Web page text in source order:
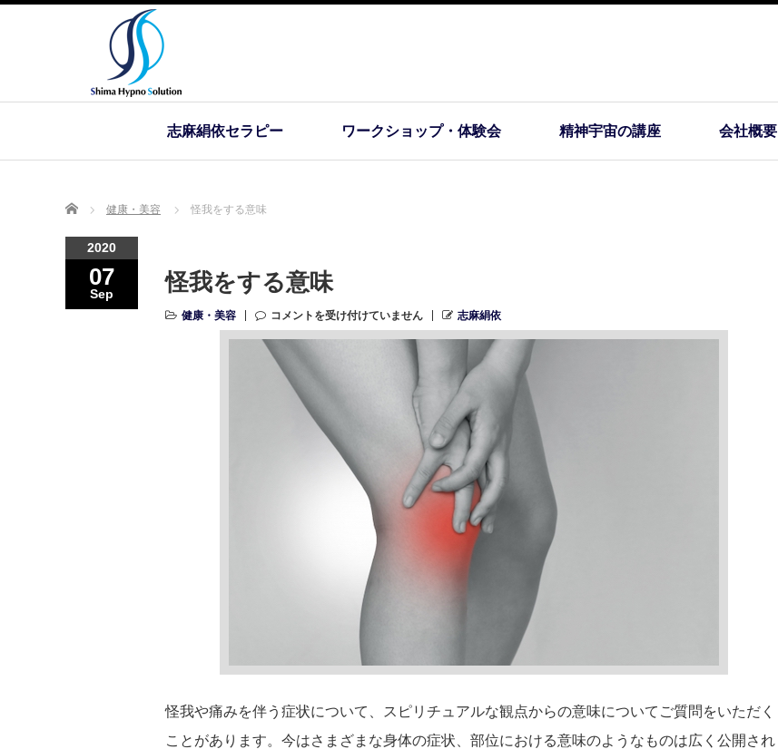
志麻絹依セラピー ワークショップ・体験会 精神宇宙の講座 会社概要
Home 健康・美容 怪我をする意味
2020
07
Sep 怪我をする意味
健康・美容 コメントを受け付けていません 志麻絹依
怪我や痛みを伴う症状について、スピリチュアルな観点からの意味についてご質問をいただく
ことがあります。今はさまざまな身体の症状、部位における意味のようなものは広く公開され